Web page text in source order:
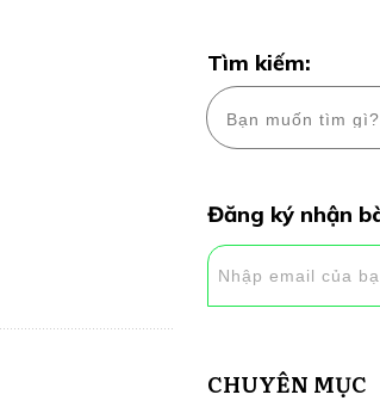
Tìm kiếm:
Đăng ký nhận
CHUYÊN MỤC